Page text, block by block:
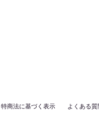
特商法に基づく表示 よくある質